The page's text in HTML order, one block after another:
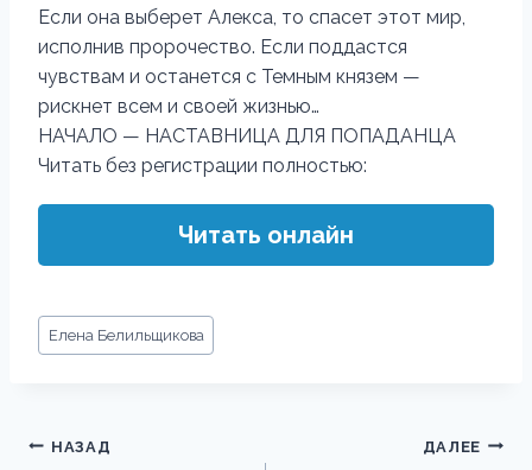
Если она выберет Алекса, то спасет этот мир,
исполнив пророчество. Если поддастся
чувствам и останется с Темным князем —
рискнет всем и своей жизнью…
НАЧАЛО — НАСТАВНИЦА ДЛЯ ПОПАДАНЦА
Читать без регистрации полностью:
Читать онлайн
Метки
записи:
Елена Белильщикова
Навигация
НАЗАД ДАЛЕЕ